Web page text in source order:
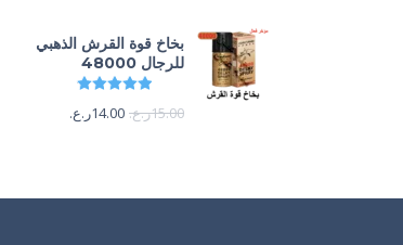
بخاخ قوة القرش الذهبي
للرجال 48000
تم التقييم
15.00ر.ع. 14.00ر.ع.